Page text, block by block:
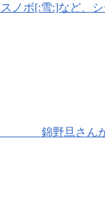
ノボ[:雪:]など、
錦野旦さん